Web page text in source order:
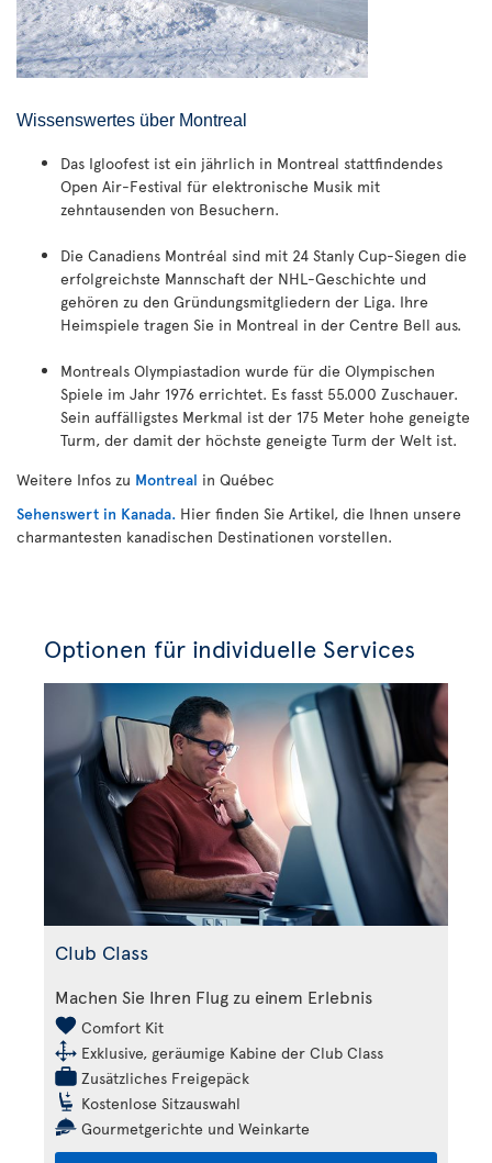
Wissenswertes über Montreal
Das Igloofest ist ein jährlich in Montreal stattfindendes
Open Air-Festival für elektronische Musik mit
zehntausenden von Besuchern.
Die Canadiens Montréal sind mit 24 Stanly Cup-Siegen die
erfolgreichste Mannschaft der NHL-Geschichte und
gehören zu den Gründungsmitgliedern der Liga. Ihre
Heimspiele tragen Sie in Montreal in der Centre Bell aus.
Montreals Olympiastadion wurde für die Olympischen
Spiele im Jahr 1976 errichtet. Es fasst 55.000 Zuschauer.
Sein auffälligstes Merkmal ist der 175 Meter hohe geneigte
Turm, der damit der höchste geneigte Turm der Welt ist.
Weitere Infos zu Montreal in Québec
Sehenswert in Kanada. Hier finden Sie Artikel, die Ihnen unsere
charmantesten kanadischen Destinationen vorstellen.
Optionen für individuelle Services
Club Class
Machen Sie Ihren Flug zu einem Erlebnis
Comfort Kit
Exklusive, geräumige Kabine der Club Class
Zusätzliches Freigepäck
Kostenlose Sitzauswahl
Gourmetgerichte und Weinkarte